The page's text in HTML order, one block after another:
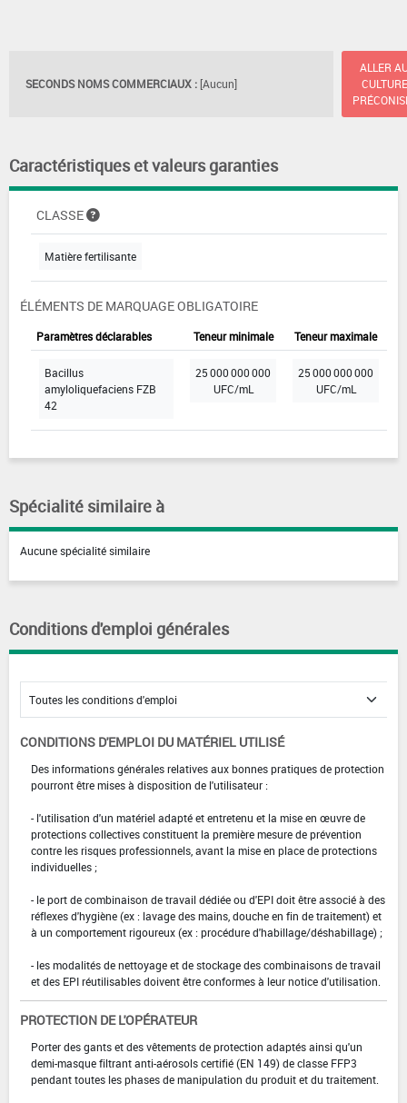
SECONDS NOMS COMMERCIAUX : [Aucun]
ALLER
Caractéristiques et valeurs garanties
CLASSE
Matière fertilisante
ÉLÉMENTS DE MARQUAGE OBLIGATOIRE
Paramètres déclarables Teneur minimale Teneur maximale
Bacillus
amyloliquefaciens FZB
42
25 000 000 000
UFC/mL
25 000 000 000
UFC/mL
Spécialité similaire à
Aucune spécialité similaire
Conditions d'emploi générales
CONDITIONS D'EMPLOI DU MATÉRIEL UTILISÉ
Des informations générales relatives aux bonnes pratiques de protection
pourront être mises à disposition de l'utilisateur :
- l'utilisation d'un matériel adapté et entretenu et la mise en œuvre de
protections collectives constituent la première mesure de prévention
contre les risques professionnels, avant la mise en place de protections
individuelles ;
- le port de combinaison de travail dédiée ou d'EPI doit être associé à des
réflexes d'hygiène (ex : lavage des mains, douche en fin de traitement) et
à un comportement rigoureux (ex : procédure d'habillage/déshabillage) ;
- les modalités de nettoyage et de stockage des combinaisons de travail
et des EPI réutilisables doivent être conformes à leur notice d'utilisation.
PROTECTION DE L'OPÉRATEUR
Porter des gants et des vêtements de protection adaptés ainsi qu'un
demi-masque filtrant anti-aérosols certifié (EN 149) de classe FFP3
pendant toutes les phases de manipulation du produit et du traitement.